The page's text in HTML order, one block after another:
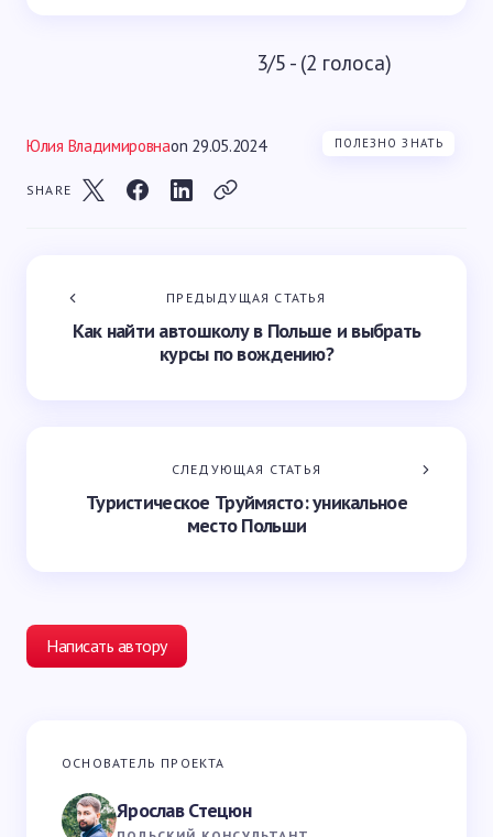
3/5 - (2 голоса)
Юлия Владимировнаon 29.05.2024 ПОЛЕЗНО ЗНАТЬ
SHARE
ПРЕДЫДУЩАЯ СТАТЬЯ
Как найти автошколу в Польше и выбрать
курсы по вождению?
СЛЕДУЮЩАЯ СТАТЬЯ
Туристическое Труймясто: уникальное
место Польши
Написать автору
Ваш адрес email не будет опубликован.
Ваше имя *
ОСНОВАТЕЛЬ ПРОЕКТА
Ярослав Стецюн